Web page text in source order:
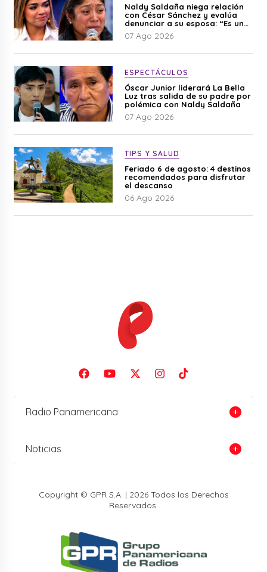
Naldy Saldaña niega relación
con César Sánchez y evalúa
denunciar a su esposa: “Es una
difamación”
07 Ago 2026
ESPECTÁCULOS
Óscar Junior liderará La Bella
Luz tras salida de su padre por
polémica con Naldy Saldaña
07 Ago 2026
TIPS Y SALUD
Feriado 6 de agosto: 4 destinos
recomendados para disfrutar
el descanso
06 Ago 2026
Radio Panamericana
Noticias
Copyright © GPR S.A. | 2026 Todos los Derechos
Reservados.